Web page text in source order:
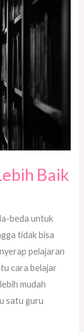
Baik
beda untuk
tidak bisa
pelajaran
cara belajar
mudah
satu guru